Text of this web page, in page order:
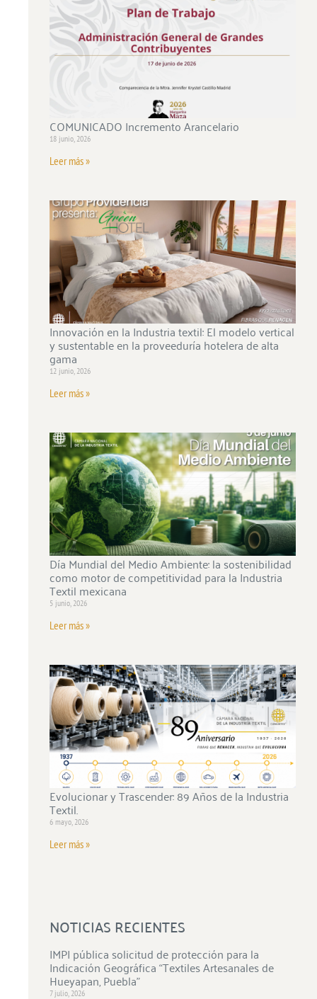
COMUNICADO Incremento Arancelario
18 junio, 2026
Leer más »
Innovación en la Industria textil: El modelo vertical
y sustentable en la proveeduría hotelera de alta
gama
12 junio, 2026
Leer más »
Día Mundial del Medio Ambiente: la sostenibilidad
como motor de competitividad para la Industria
Textil mexicana
5 junio, 2026
Leer más »
Evolucionar y Trascender: 89 Años de la Industria
Textil.
6 mayo, 2026
Leer más »
NOTICIAS RECIENTES
IMPI pública solicitud de protección para la
Indicación Geográfica “Textiles Artesanales de
Hueyapan, Puebla”
7 julio, 2026